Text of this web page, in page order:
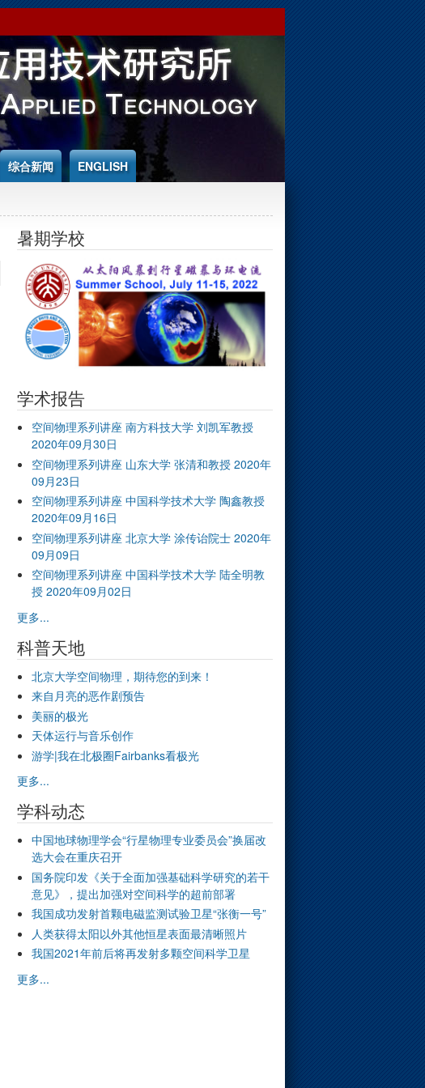
综合新闻 ENGLISH
暑期学校
学术报告
空间物理系列讲座 南方科技大学 刘凯军教授
2020年09月30日
空间物理系列讲座 山东大学 张清和教授 2020年
09月23日
空间物理系列讲座 中国科学技术大学 陶鑫教授
2020年09月16日
空间物理系列讲座 北京大学 涂传诒院士 2020年
09月09日
空间物理系列讲座 中国科学技术大学 陆全明教
授 2020年09月02日
更多...
科普天地
北京大学空间物理，期待您的到来！
来自月亮的恶作剧预告
美丽的极光
天体运行与音乐创作
游学|我在北极圈Fairbanks看极光
更多...
学科动态
中国地球物理学会“行星物理专业委员会”换届改
选大会在重庆召开
国务院印发《关于全面加强基础科学研究的若干
意见》，提出加强对空间科学的超前部署
我国成功发射首颗电磁监测试验卫星“张衡一号”
人类获得太阳以外其他恒星表面最清晰照片
我国2021年前后将再发射多颗空间科学卫星
更多...